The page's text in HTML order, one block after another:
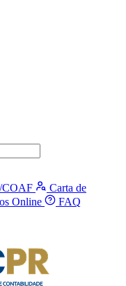
COAF
Carta de
Online FAQ